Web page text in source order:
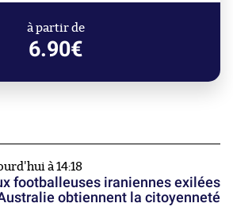
à partir de
6.90€
à 14:18
footballeuses iraniennes exilées
obtiennent la citoyenneté